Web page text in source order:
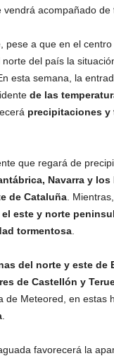
acompañado
pese a que en el
del país la
esta semana, la
de las
precipitaciones y
que regará de
Navarra y los
de Cataluña.
este y norte
tormentosa.
del norte y este de
de Castellón y
de Meteored, en estas
.
favorecerá la